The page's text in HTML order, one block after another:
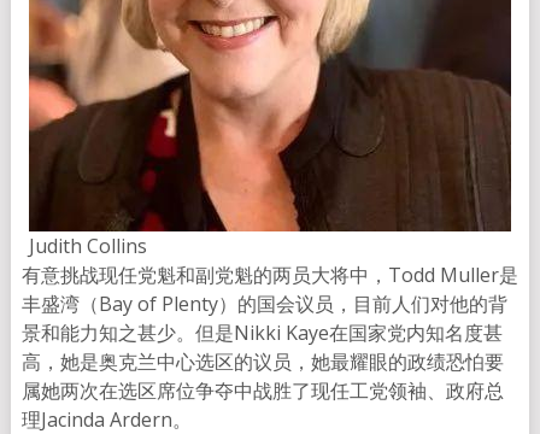
Judith Collins
有意挑战现任党魁和副党魁的两员大将中，Todd Muller是
丰盛湾（Bay of Plenty）的国会议员，目前人们对他的背
景和能力知之甚少。但是Nikki Kaye在国家党内知名度甚
高，她是奥克兰中心选区的议员，她最耀眼的政绩恐怕要
属她两次在选区席位争夺中战胜了现任工党领袖、政府总
理Jacinda Ardern。